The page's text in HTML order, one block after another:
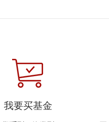
我要买基金